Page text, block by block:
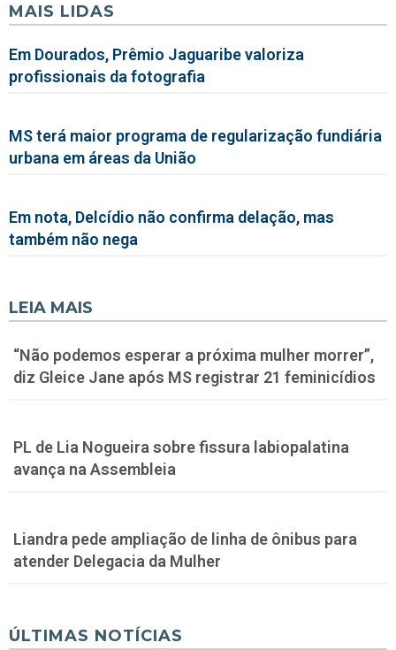
MAIS LIDAS
Em Dourados, Prêmio Jaguaribe valoriza
profissionais da fotografia
MS terá maior programa de regularização fundiária
urbana em áreas da União
Em nota, Delcídio não confirma delação, mas
também não nega
LEIA MAIS
“Não podemos esperar a próxima mulher morrer”,
diz Gleice Jane após MS registrar 21 feminicídios
PL de Lia Nogueira sobre fissura labiopalatina
avança na Assembleia
Liandra pede ampliação de linha de ônibus para
atender Delegacia da Mulher
ÚLTIMAS NOTÍCIAS